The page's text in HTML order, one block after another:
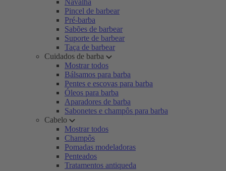
Navalha
Pincel de barbear
Pré-barba
Sabões de barbear
Suporte de barbear
Taça de barbear
Cuidados de barba
Mostrar todos
Bálsamos para barba
Pentes e escovas para barba
Óleos para barba
Aparadores de barba
Sabonetes e champôs para barba
Cabelo
Mostrar todos
Champôs
Pomadas modeladoras
Penteados
Tratamentos antiqueda